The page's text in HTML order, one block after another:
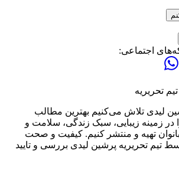
اجتماعی:
تیم تحریریه
لیدی تلاش می‌کنیم بهترین مطالب
در زمینه زیبایی، سبک زندگی، سلامت و
تهیه و منتشر کنیم. کیفیت و صحت
تیم تحریریه پرشین لیدی بررسی و تایید